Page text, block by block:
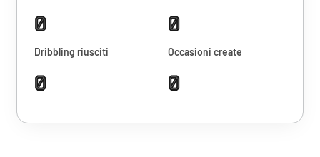
0 0
Dribbling riusciti
0
Occasioni create
0